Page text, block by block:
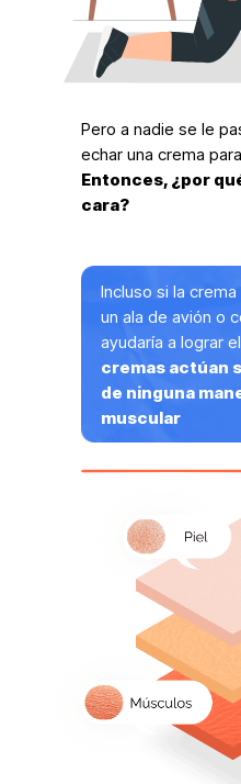
Pero a nadie se le
echar una crema
Entonces, ¿por
cara?
Incluso si la
un ala de avión o
ayudaría a lograr
cremas actúan
de ninguna
muscular